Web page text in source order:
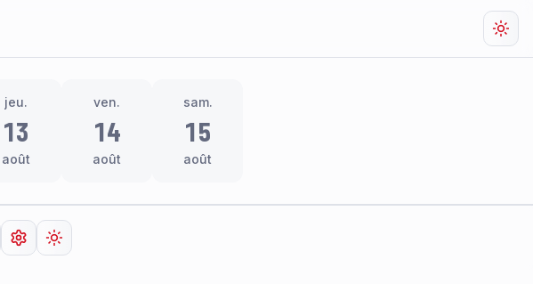
jeu.
13
août
ven.
14
août
sam.
15
août
Ouvrir les paramètres
Changer de thème